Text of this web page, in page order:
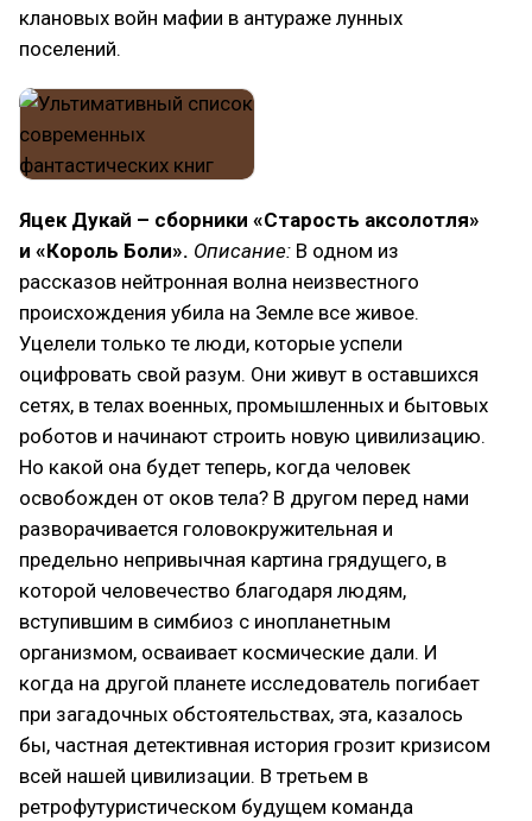
клановых войн мафии в антураже лунных
поселений.
Яцек Дукай – сборники «Старость аксолотля»
и «Король Боли». Описание: В одном из
рассказов нейтронная волна неизвестного
происхождения убила на Земле все живое.
Уцелели только те люди, которые успели
оцифровать свой разум. Они живут в оставшихся
сетях, в телах военных, промышленных и бытовых
роботов и начинают строить новую цивилизацию.
Но какой она будет теперь, когда человек
освобожден от оков тела? В другом перед нами
разворачивается головокружительная и
предельно непривычная картина грядущего, в
которой человечество благодаря людям,
вступившим в симбиоз с инопланетным
организмом, осваивает космические дали. И
когда на другой планете исследователь погибает
при загадочных обстоятельствах, эта, казалось
бы, частная детективная история грозит кризисом
всей нашей цивилизации. В третьем в
ретрофутуристическом будущем команда